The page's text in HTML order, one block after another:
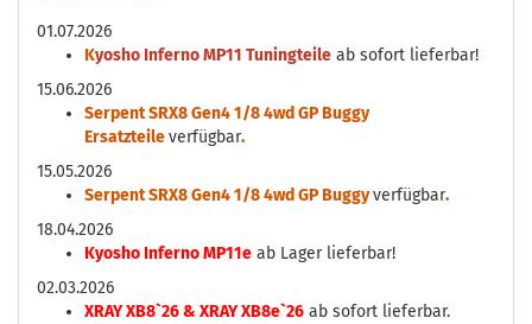
01.07.2026
Kyosho Inferno MP11 Tuningteile ab sofort lieferbar!
15.06.2026
Serpent SRX8 Gen4 1/8 4wd GP Buggy
Ersatzteileverfügbar.
15.05.2026
Serpent SRX8 Gen4 1/8 4wd GP Buggyverfügbar.
18.04.2026
Kyosho Inferno MP11e ab Lager lieferbar!
02.03.2026
XRAY XB8`26 & XRAY XB8e`26 ab sofort lieferbar.